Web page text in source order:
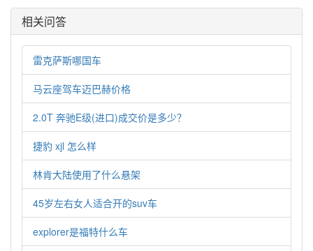
相关问答
雷克萨斯哪国车
马云座驾车迈巴赫价格
2.0T 奔驰E级(进口)成交价是多少？
捷豹 xjl 怎么样
林肯大陆使用了什么悬架
45岁左右女人适合开的suv车
explorer是福特什么车